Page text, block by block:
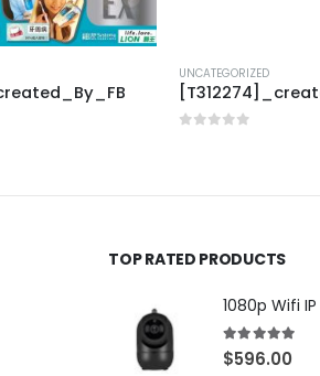
UNCATEGORIZED
TOP RATED PRODUCTS
1080p Wifi
5.00out of
$596.00